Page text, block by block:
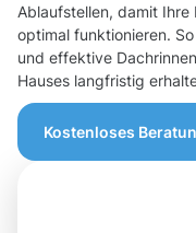
Ablaufstellen, damit Ihre
optimal funktionieren.
und effektive
Hauses langfristig
Kostenloses